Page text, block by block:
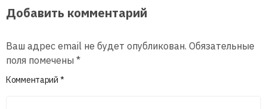
Добавить комментарий
Ваш адрес email не будет опубликован. Обязательные
поля помечены *
Комментарий *